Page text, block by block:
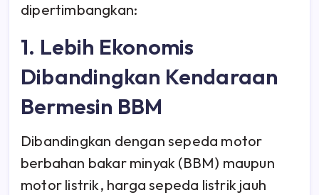
dipertimbangkan:
1. Lebih Ekonomis
Dibandingkan Kendaraan
Bermesin BBM
Dibandingkan dengan sepeda motor
berbahan bakar minyak (BBM) maupun
motor listrik, harga sepeda listrik jauh